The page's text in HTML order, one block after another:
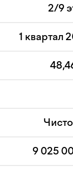
2/9
1 квартал
9 025